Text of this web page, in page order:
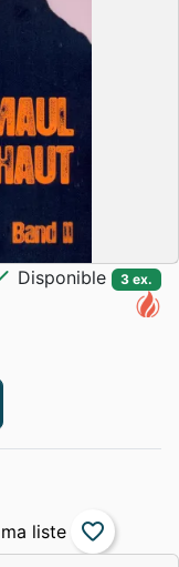
Disponible 3 ex.
favorite_border